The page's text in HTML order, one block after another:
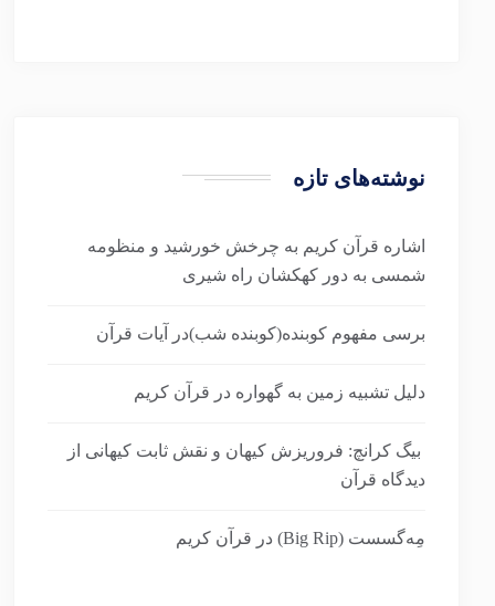
نوشته‌های تازه
اشاره قرآن کریم به چرخش خورشید و منظومه
شمسی به دور کهکشان راه شیری
برسی مفهوم کوبنده(کوبنده شب)در آیات قرآن
دلیل تشبیه زمین به گهواره در قرآن کریم
بیگ کرانچ: فروریزش کیهان و نقش ثابت کیهانی از
دیدگاه قرآن
مِه‌گسست (Big Rip) در قرآن کریم